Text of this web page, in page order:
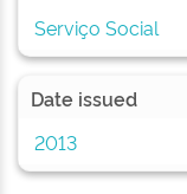
Serviço Social
Date issued
2013